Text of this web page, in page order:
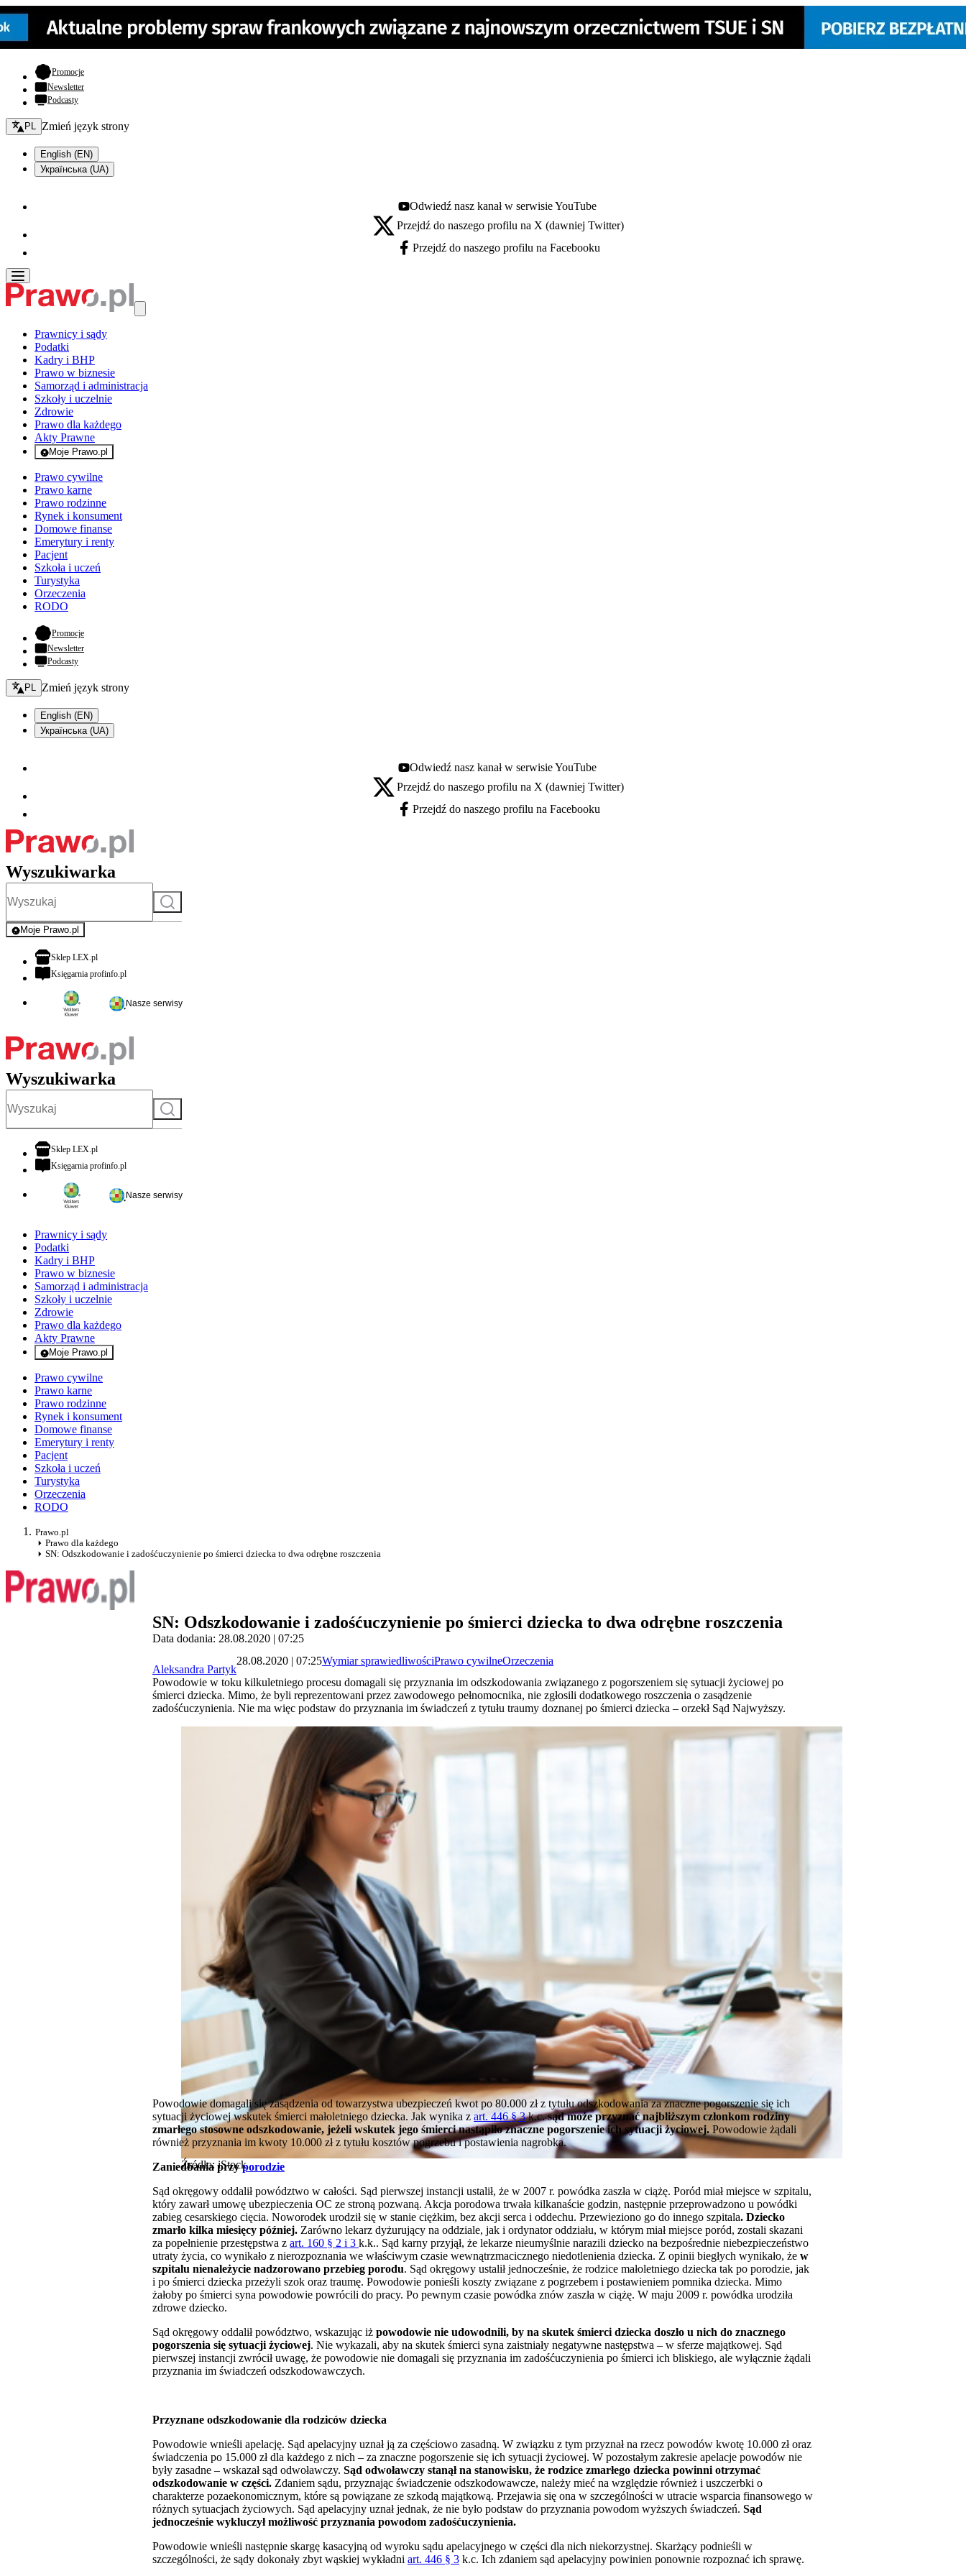
Promocje- otwiera się w nowej karcie
Newsletter
Podcasty
Zmień język - bieżący:
PL Zmień język strony
English (EN)
Українська (UA)
Youtube - otwiera się w nowej karcie
Odwiedź nasz kanał w serwisie YouTube
X - otwiera się w nowej karcie
Przejdź do naszego profilu na X (dawniej Twitter)
Facebook - otwiera się w nowej karcie
Przejdź do naszego profilu na Facebooku
Prawnicy i sądy
Podatki
Kadry i BHP
Prawo w biznesie
Samorząd i administracja
Szkoły i uczelnie
Zdrowie
Prawo dla każdego
Akty Prawne
Moje Prawo.pl
- rejestracja i logowanie do serwisu
Prawo cywilne
Prawo karne
Prawo rodzinne
Rynek i konsument
Domowe finanse
Emerytury i renty
Pacjent
Szkoła i uczeń
Turystyka
Orzeczenia
RODO
Promocje- otwiera się w nowej karcie
Newsletter
Podcasty
Zmień język - bieżący:
PL Zmień język strony
English (EN)
Українська (UA)
Youtube - otwiera się w nowej karcie
Odwiedź nasz kanał w serwisie YouTube
X - otwiera się w nowej karcie
Przejdź do naszego profilu na X (dawniej Twitter)
Facebook - otwiera się w nowej karcie
Przejdź do naszego profilu na Facebooku
Wyszukiwarka
Szukaj
Moje Prawo.pl
- rejestracja i logowanie do serwisu
Sklep LEX.plotwiera się w nowej karcie
Księgarnia profinfo.plotwiera się w nowej karcie
Nasze serwisy
Wyszukiwarka
Szukaj
Sklep LEX.plotwiera się w nowej karcie
Księgarnia profinfo.plotwiera się w nowej karcie
Nasze serwisy
Prawnicy i sądy
Podatki
Kadry i BHP
Prawo w biznesie
Samorząd i administracja
Szkoły i uczelnie
Zdrowie
Prawo dla każdego
Akty Prawne
Moje Prawo.pl
- rejestracja i logowanie do serwisu
Prawo cywilne
Prawo karne
Prawo rodzinne
Rynek i konsument
Domowe finanse
Emerytury i renty
Pacjent
Szkoła i uczeń
Turystyka
Orzeczenia
RODO
Prawo.pl
Prawo dla każdego
SN: Odszkodowanie i zadośćuczynienie po śmierci dziecka to dwa odrębne roszczenia
SN: Odszkodowanie i zadośćuczynienie po śmierci dziecka to dwa odrębne roszczenia
Data dodania: 28.08.2020 | 07:25
Aleksandra Partyk
28.08.2020 | 07:25Wymiar sprawiedliwościPrawo cywilneOrzeczenia
Powodowie w toku kilkuletniego procesu domagali się przyznania im odszkodowania związanego z pogorszeniem się sytuacji życiowej po
śmierci dziecka. Mimo, że byli reprezentowani przez zawodowego pełnomocnika, nie zgłosili dodatkowego roszczenia o zasądzenie
zadośćuczynienia. Nie ma więc podstaw do przyznania im świadczeń z tytułu traumy doznanej po śmierci dziecka – orzekł Sąd Najwyższy.
Źródło: iStock
Powodowie domagali się zasądzenia od towarzystwa ubezpieczeń kwot po 80.000 zł z tytułu odszkodowania za znaczne pogorszenie się ich
sytuacji życiowej wskutek śmierci małoletniego dziecka. Jak wynika z art. 446 § 3k.c.sąd może przyznać najbliższym członkom rodziny
zmarłego stosowne odszkodowanie, jeżeli wskutek jego śmierci nastąpiło znaczne pogorszenie ich sytuacji życiowej. Powodowie żądali
również przyznania im kwoty 10.000 zł z tytułu kosztów pogrzebu i postawienia nagrobka.
Zaniedbania przyporodzie
Sąd okręgowy oddalił powództwo w całości. Sąd pierwszej instancji ustalił, że w 2007 r. powódka zaszła w ciążę. Poród miał miejsce w szpitalu,
który zawarł umowę ubezpieczenia OC ze stroną pozwaną. Akcja porodowa trwała kilkanaście godzin, następnie przeprowadzono u powódki
zabieg cesarskiego cięcia. Noworodek urodził się w stanie ciężkim, bez akcji serca i oddechu. Przewieziono go do innego szpitala. Dziecko
zmarło kilka miesięcy później. Zarówno lekarz dyżurujący na oddziale, jak i ordynator oddziału, w którym miał miejsce poród, zostali skazani
za popełnienie przestępstwa z art. 160 § 2 i 3 k.k.. Sąd karny przyjął, że lekarze nieumyślnie narazili dziecko na bezpośrednie niebezpieczeństwo
utraty życia, co wynikało z nierozpoznania we właściwym czasie wewnątrzmacicznego niedotlenienia dziecka. Z opinii biegłych wynikało, że w
szpitalu nienależycie nadzorowano przebieg porodu. Sąd okręgowy ustalił jednocześnie, że rodzice małoletniego dziecka tak po porodzie, jak
i po śmierci dziecka przeżyli szok oraz traumę. Powodowie ponieśli koszty związane z pogrzebem i postawieniem pomnika dziecka. Mimo
żałoby po śmierci syna powodowie powrócili do pracy. Po pewnym czasie powódka znów zaszła w ciążę. W maju 2009 r. powódka urodziła
zdrowe dziecko.
Sąd okręgowy oddalił powództwo, wskazując iż powodowie nie udowodnili, by na skutek śmierci dziecka doszło u nich do znacznego
pogorszenia się sytuacji życiowej. Nie wykazali, aby na skutek śmierci syna zaistniały negatywne następstwa – w sferze majątkowej. Sąd
pierwszej instancji zwrócił uwagę, że powodowie nie domagali się przyznania im zadośćuczynienia po śmierci ich bliskiego, ale wyłącznie żądali
przyznania im świadczeń odszkodowawczych.
Przyznane odszkodowanie dla rodziców dziecka
Powodowie wnieśli apelację. Sąd apelacyjny uznał ją za częściowo zasadną. W związku z tym przyznał na rzecz powodów kwotę 10.000 zł oraz
świadczenia po 15.000 zł dla każdego z nich – za znaczne pogorszenie się ich sytuacji życiowej. W pozostałym zakresie apelacje powodów nie
były zasadne – wskazał sąd odwoławczy. Sąd odwoławczy stanął na stanowisku, że rodzice zmarłego dziecka powinni otrzymać
odszkodowanie w części. Zdaniem sądu, przyznając świadczenie odszkodowawcze, należy mieć na względzie również i uszczerbki o
charakterze pozaekonomicznym, które są powiązane ze szkodą majątkową. Przejawia się ona w szczególności w utracie wsparcia finansowego w
różnych sytuacjach życiowych. Sąd apelacyjny uznał jednak, że nie było podstaw do przyznania powodom wyższych świadczeń. Sąd
jednocześnie wykluczył możliwość przyznania powodom zadośćuczynienia.
Powodowie wnieśli następnie skargę kasacyjną od wyroku sądu apelacyjnego w części dla nich niekorzystnej. Skarżący podnieśli w
szczególności, że sądy dokonały zbyt wąskiej wykładni art. 446 § 3 k.c. Ich zdaniem sąd apelacyjny powinien ponownie rozpoznać ich sprawę.